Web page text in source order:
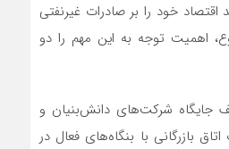
خود را بر صادرات غیرنفتی
اهمیت توجه به این مهم را دو
جایگاه شرکت‌های دانش‌بنیان و
بازرگانی با بنگاه‌های فعال در